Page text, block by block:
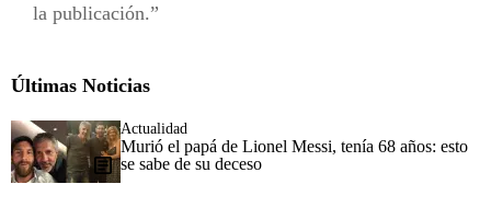
la publicación.
Últimas Noticias
Actualidad
Murió el papá de Lionel Messi, tenía 68 años: esto
se sabe de su deceso